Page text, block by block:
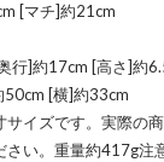
[マチ]約21cm
行]約17cm [高さ]約
50cm [横]約33cm
イズです。実際の
さい。重量約417g